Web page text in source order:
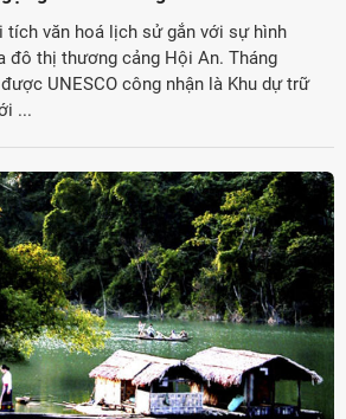
tích văn hoá lịch sử gắn với sự hình
đô thị thương cảng Hội An. Tháng
UNESCO công nhận là Khu dự trữ
...